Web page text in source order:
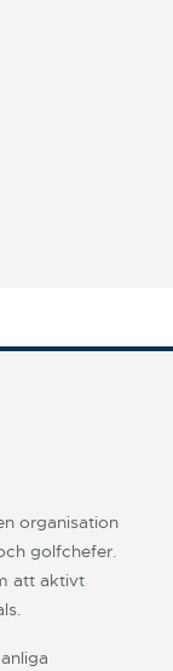
organisation
golfchefer.
att aktivt